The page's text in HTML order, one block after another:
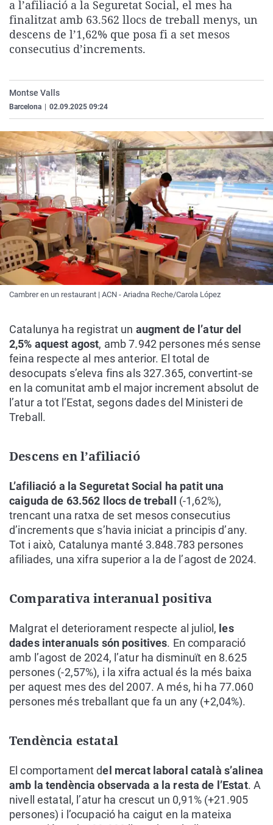
La rosa de los vientos
Gente viajera
Caso
Retornados
Extremadura
Galicia
Virales
Televisión
a l’afiliació a la Seguretat Social, el mes ha
finalitzat amb 63.562 llocs de treball menys, un
descens de l’1,62% que posa fi a set mesos
consecutius d’increments.
Montse Valls
Barcelona 02.09.2025 09:24
Cambrer en un restaurant | ACN - Ariadna Reche/Carola López
Catalunya ha registrat un augment de l’atur del
2,5% aquest agost, amb 7.942 persones més sense
feina respecte al mes anterior. El total de
desocupats s’eleva fins als 327.365, convertint-se
en la comunitat amb el major increment absolut de
l’atur a tot l’Estat, segons dades del Ministeri de
Treball.
Descens en l’afiliació
L’afiliació a la Seguretat Social ha patit una
caiguda de 63.562 llocs de treball (-1,62%),
trencant una ratxa de set mesos consecutius
d’increments que s’havia iniciat a principis d’any.
Tot i això, Catalunya manté 3.848.783 persones
afiliades, una xifra superior a la de l’agost de 2024.
Comparativa interanual positiva
Malgrat el deteriorament respecte al juliol, les
dades interanuals són positives. En comparació
amb l’agost de 2024, l’atur ha disminuït en 8.625
persones (-2,57%), i la xifra actual és la més baixa
per aquest mes des del 2007. A més, hi ha 77.060
persones més treballant que fa un any (+2,04%).
Tendència estatal
El comportament del mercat laboral català s’alinea
amb la tendència observada a la resta de l’Estat. A
nivell estatal, l’atur ha crescut un 0,91% (+21.905
persones) i l’ocupació ha caigut en la mateixa